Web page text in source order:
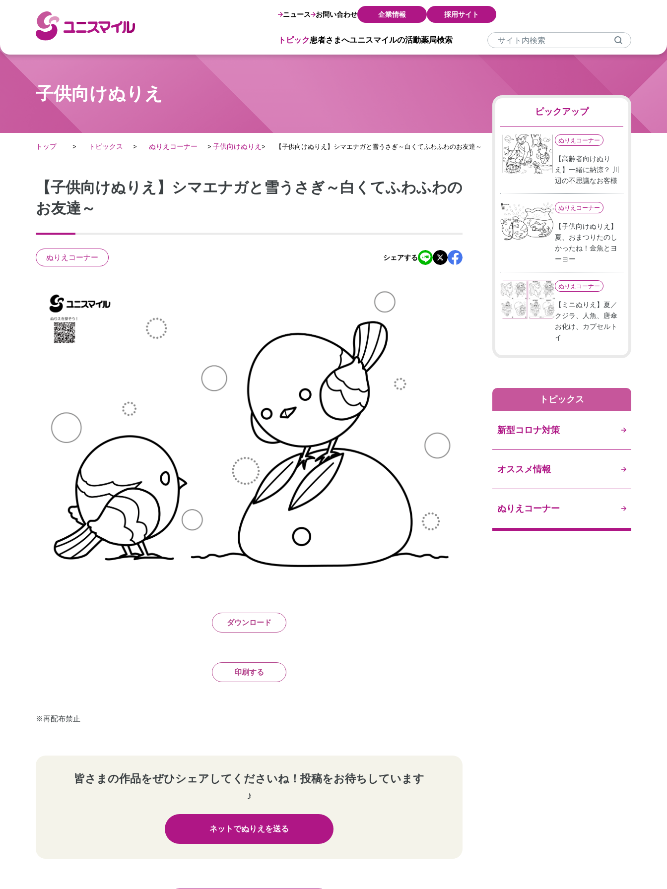
ニュース お問い合わせ 企業情報 採用サイト
トピック患者さまへユニスマイルの活動薬局検索
子供向けぬりえ
トップ トピックス ぬりえコーナー 子供向けぬりえ 【子供向けぬりえ】シマエナガと雪うさぎ～白くてふわふわのお友達～
【子供向けぬりえ】シマエナガと雪うさぎ～白くてふわふわの
お友達～
ぬりえコーナー シェアする
ダウンロード
印刷する
※再配布禁止
皆さまの作品をぜひシェアしてくださいね！投稿をお待ちしています
♪
ネットでぬりえを送る
ピックアップ
ぬりえコーナー
【高齢者向けぬり
え】一緒に納涼？ 川
辺の不思議なお客様
ぬりえコーナー
【子供向けぬりえ】
夏、おまつりたのし
かったね！金魚とヨ
ーヨー
ぬりえコーナー
【ミニぬりえ】夏／
クジラ、人魚、唐傘
お化け、カプセルト
イ
トピックス
新型コロナ対策
オススメ情報
ぬりえコーナー